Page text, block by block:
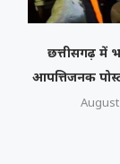
छत्तीसगढ़ में
आपत्तिजनक
August